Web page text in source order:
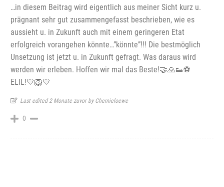
…in diesem Beitrag wird eigentlich aus meiner Sicht kurz u.
prägnant sehr gut zusammengefasst beschrieben, wie es
aussieht u. in Zukunft auch mit einem geringeren Etat
erfolgreich vorangehen könnte…”könnte”!!! Die bestmöglich
Unsetzung ist jetzt u. in Zukunft gefragt. Was daraus wird
werden wir erleben. Hoffen wir mal das Beste!🤝🙏👟⚽️
ELIL!💙🦁💙
Last edited 2 Monate zuvor by Chemieloewe
0